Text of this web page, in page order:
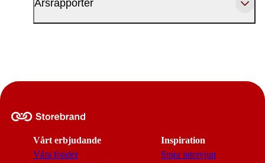
Årsrapporter
Vårt erbjudande
Våra fonder
Inspiration
Stora intervjun